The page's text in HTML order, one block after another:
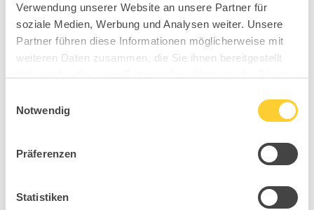
Verwendung unserer Website an unsere Partner für
soziale Medien, Werbung und Analysen weiter. Unsere
Partner führen diese Informationen möglicherweise mit
weiteren Daten zusammen, die Sie ihnen bereitgestellt
Notwendig
Präferenzen
Statistiken
Move, Improve mit dem Sitness 4D!
täglich Entscheidungen trifft, Projekte steuert und
Verantwortung trägt, weiß: Leistung entsteht nicht